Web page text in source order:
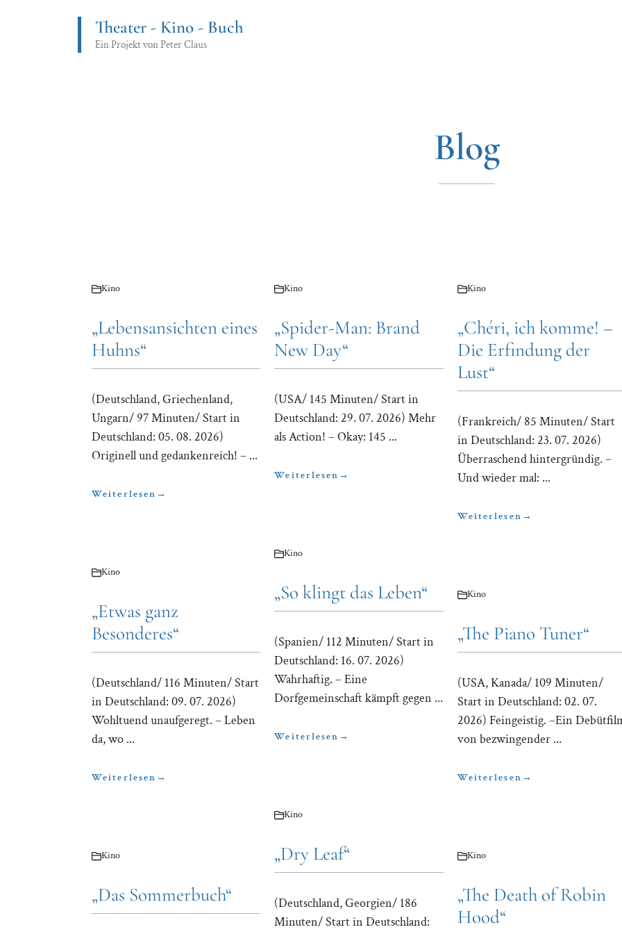
Theater - Kino - Buch
Ein Projekt von Peter Claus
Blog
Kino
„Lebensansichten eines
Huhns“
(Deutschland, Griechenland,
Ungarn/ 97 Minuten/ Start in
Deutschland: 05. 08. 2026)
Originell und gedankenreich! – ...
Weiterlesen →
Kino
„Spider-Man: Brand
New Day“
(USA/ 145 Minuten/ Start in
Deutschland: 29. 07. 2026) Mehr
als Action! – Okay: 145 ...
Weiterlesen →
Kino
„Chéri, ich komme! –
Die Erfindung der
Lust“
(Frankreich/ 85 Minuten/ Start
in Deutschland: 23. 07. 2026)
Überraschend hintergründig. –
Und wieder mal: ...
Weiterlesen →
Kino
„So klingt das Leben“
(Spanien/ 112 Minuten/ Start in
Deutschland: 16. 07. 2026)
Wahrhaftig. – Eine
Dorfgemeinschaft kämpft gegen ...
Weiterlesen →
Kino
„Etwas ganz
Besonderes“
(Deutschland/ 116 Minuten/ Start
in Deutschland: 09. 07. 2026)
Wohltuend unaufgeregt. – Leben
da, wo ...
Weiterlesen →
Kino
„The Piano Tuner“
(USA, Kanada/ 109 Minuten/
Start in Deutschland: 02. 07.
2026) Feingeistig. –Ein
von bezwingender ...
Weiterlesen →
Kino
„Dry Leaf“
(Deutschland, Georgien/ 186
Minuten/ Start in Deutschland:
Kino
„Das Sommerbuch“
Kino
„The Death of Robin
Hood“